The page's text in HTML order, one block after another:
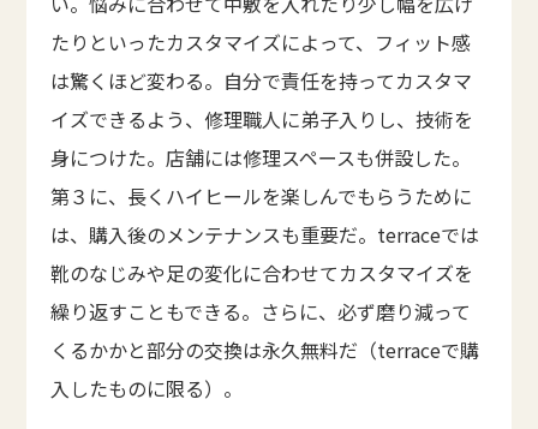
たりといったカスタマイズによって、フィット感
は驚くほど変わる。自分で責任を持ってカスタマ
イズできるよう、修理職人に弟子入りし、技術を
身につけた。店舗には修理スペースも併設した。
第３に、長くハイヒールを楽しんでもらうために
は、購入後のメンテナンスも重要だ。terraceでは
靴のなじみや足の変化に合わせてカスタマイズを
繰り返すこともできる。さらに、必ず磨り減って
くるかかと部分の交換は永久無料だ（terraceで購
入したものに限る）。